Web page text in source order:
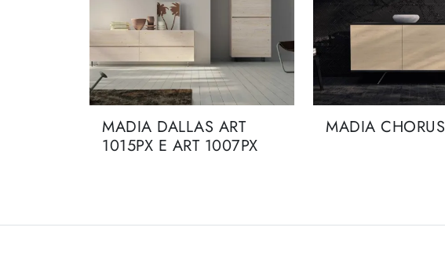
MADIA DALLAS ART
1015PX E ART 1007PX
MADIA CHORUS